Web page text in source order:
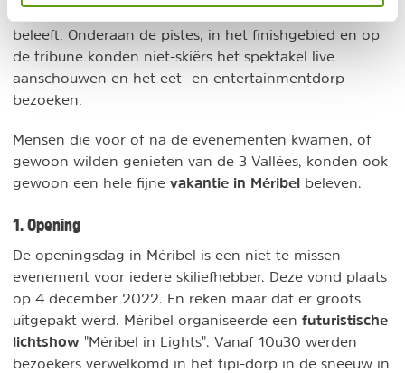
beleeft. Onderaan de pistes, in het finishgebied en op
de tribune konden niet-skiërs het spektakel live
aanschouwen en het eet- en entertainmentdorp
bezoeken.
Mensen die voor of na de evenementen kwamen, of
gewoon wilden genieten van de 3 Vallées, konden ook
gewoon een hele fijne vakantie in Méribel beleven.
1. Opening
De openingsdag in Méribel is een niet te missen
evenement voor iedere skiliefhebber. Deze vond plaats
op 4 december 2022. En reken maar dat er groots
uitgepakt werd. Méribel organiseerde een futuristische
lichtshow "Méribel in Lights". Vanaf 10u30 werden
bezoekers verwelkomd in het tipi-dorp in de sneeuw in